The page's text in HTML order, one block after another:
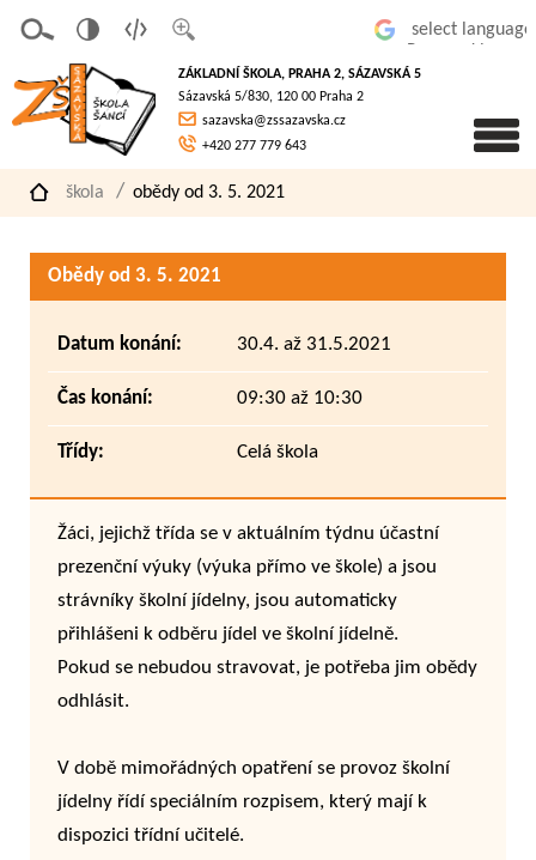
písmo
á
verze
pro
slaboz
raké
ZÁKLADNÍ ŠKOLA, PRAHA 2, SÁZAVSKÁ 5
Sázavská 5/830, 120 00 Praha 2
sazavska@zssazavska.cz
+420 277 779 643
škola obědy od 3. 5. 2021
Obědy od 3. 5. 2021
Datum konání: 30.4. až 31.5.2021
Čas konání: 09:30 až 10:30
Třídy: Celá škola
Žáci, jejichž třída se v aktuálním týdnu účastní
prezenční výuky (výuka přímo ve škole) a jsou
strávníky školní jídelny, jsou automaticky
přihlášeni k odběru jídel ve školní jídelně.
Pokud se nebudou stravovat, je potřeba jim obědy
odhlásit.
V době mimořádných opatření se provoz školní
jídelny řídí speciálním rozpisem, který mají k
dispozici třídní učitelé.